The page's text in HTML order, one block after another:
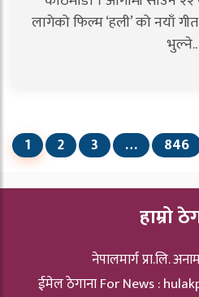
लागेको फिल्म ‘हली’ को नयाँ
भुल्ने..
1 2 3 … 846
हाम्रो
नेपालमार्ग प्रा.लि.
ईमेल ठेगाना For News :